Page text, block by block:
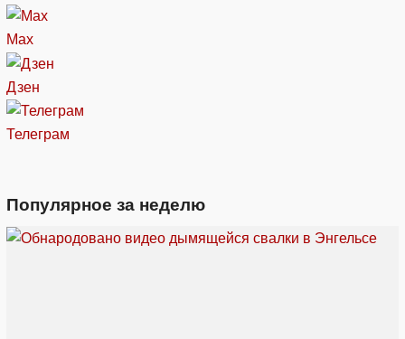
Max
Дзен
Телеграм
Популярное за неделю